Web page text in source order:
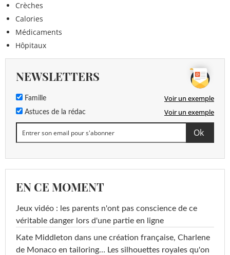
Crèches
Calories
Médicaments
Hôpitaux
NEWSLETTERS
Famille Voir un exemple
Astuces de la rédac Voir un exemple
EN CE MOMENT
Jeux vidéo : les parents n'ont pas conscience de ce
véritable danger lors d'une partie en ligne
Kate Middleton dans une création française, Charlene
de Monaco en tailoring… Les silhouettes royales qu'on